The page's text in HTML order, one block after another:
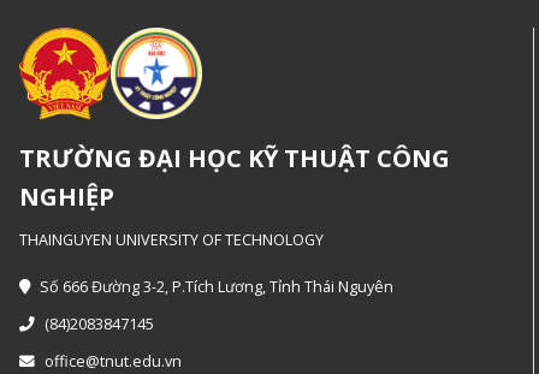
TRƯỜNG ĐẠI HỌC KỸ THUẬT CÔNG
NGHIỆP
THAINGUYEN UNIVERSITY OF TECHNOLOGY
Số 666 Đường 3-2, P.Tích Lương, Tỉnh Thái Nguyên
(84)2083847145
office@tnut.edu.vn